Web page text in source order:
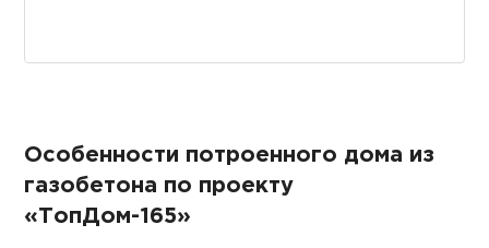
Особенности потроенного дома из
газобетона по проекту
«ТопДом-165»